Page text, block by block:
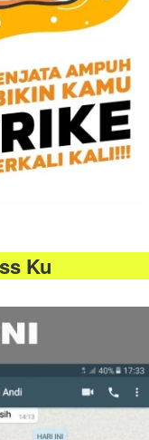
Ku